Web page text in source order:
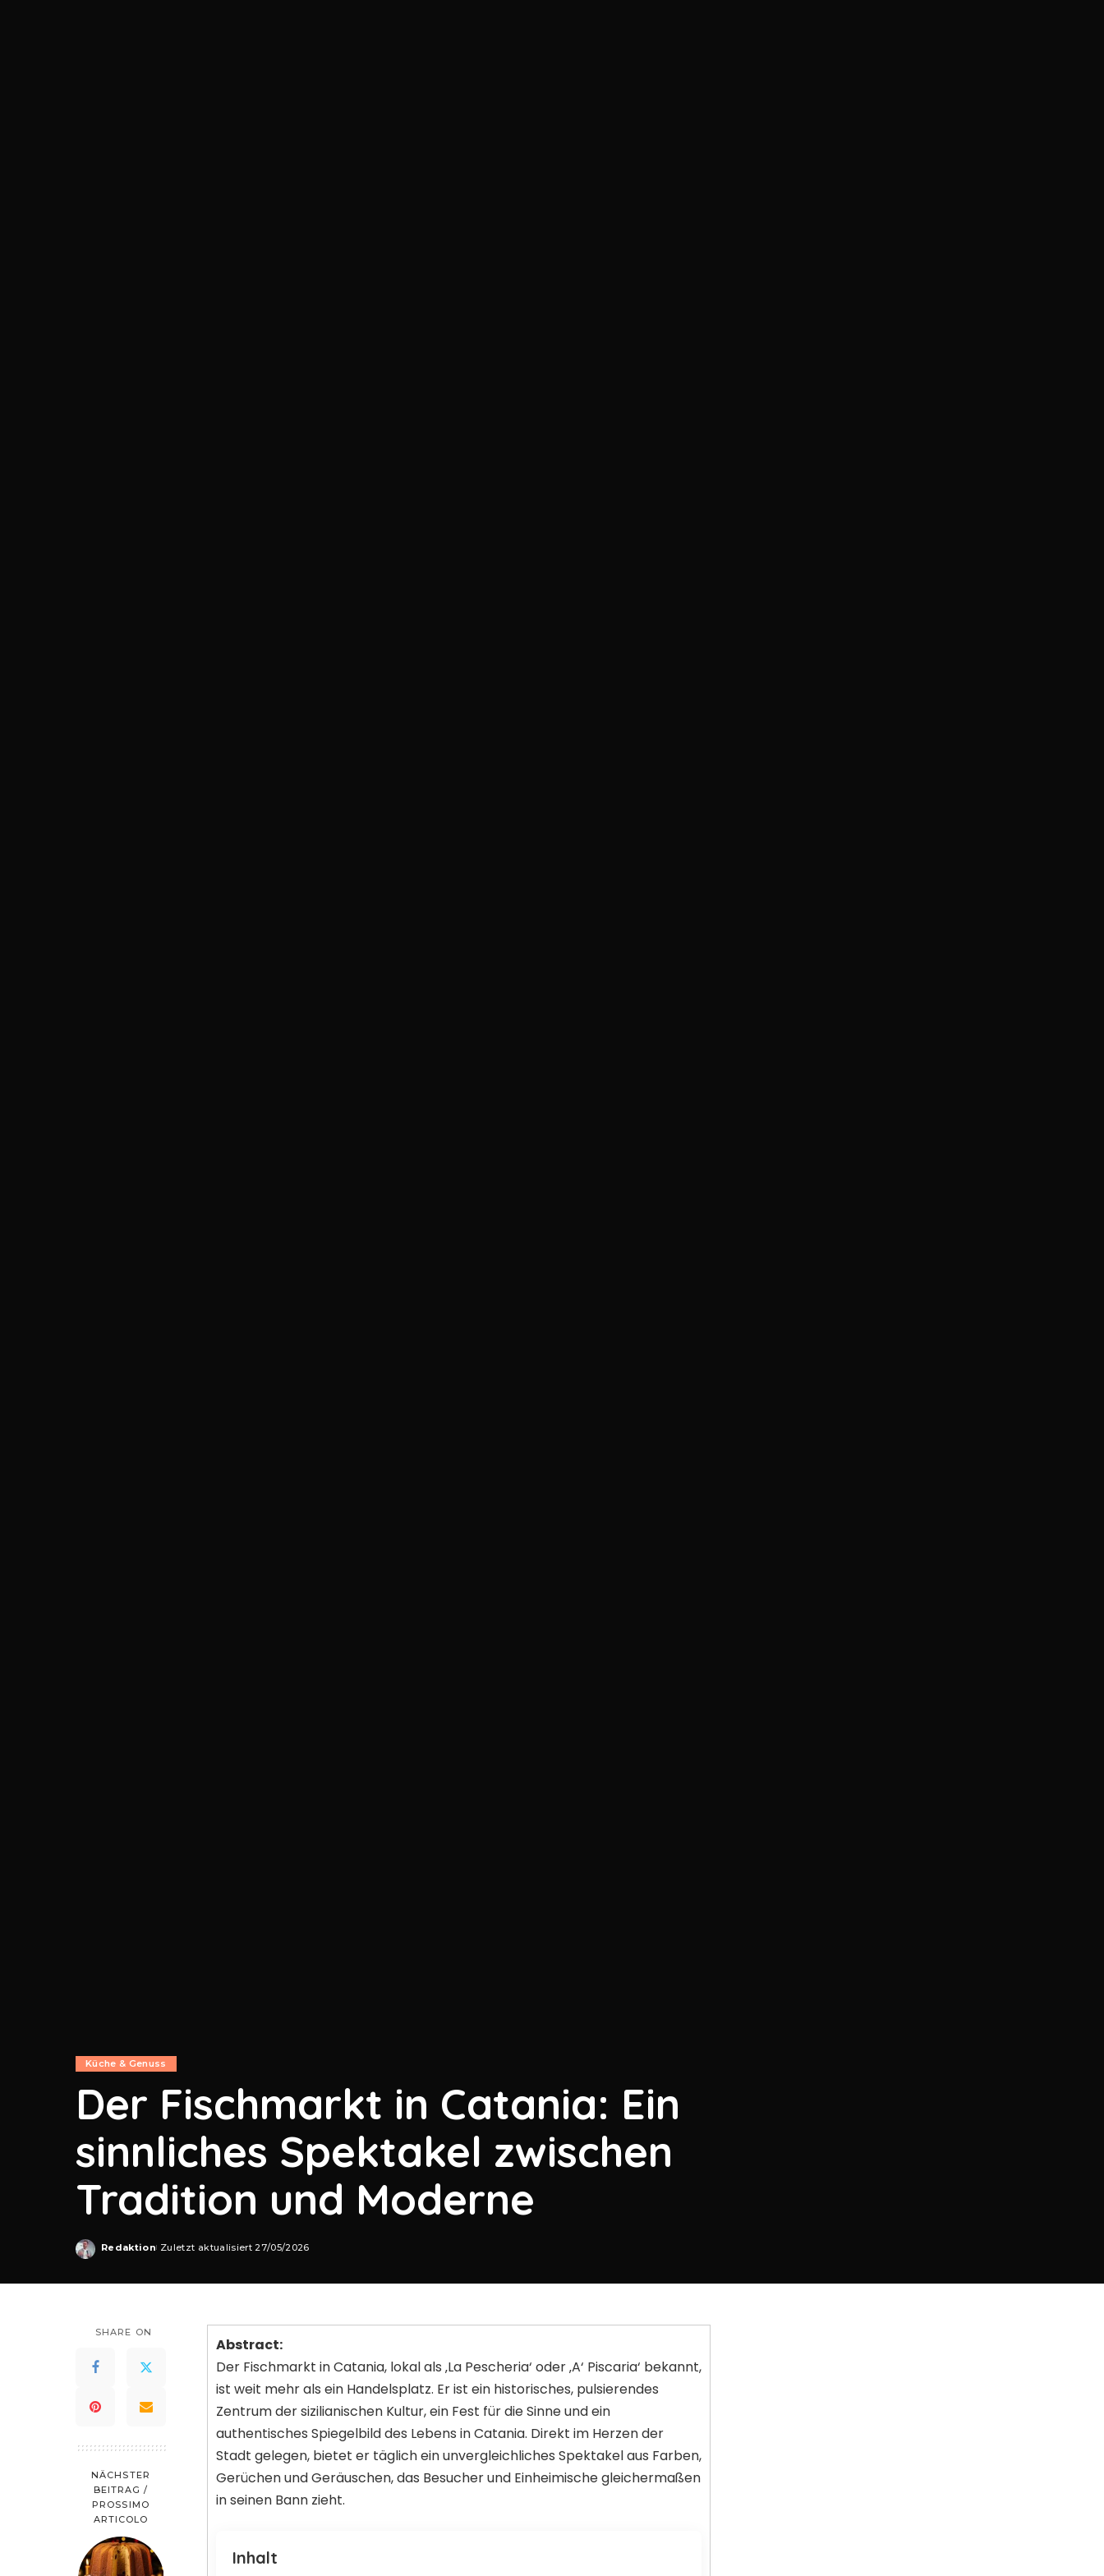
Küche & Genuss
Der Fischmarkt in Catania: Ein
sinnliches Spektakel zwischen
Tradition und Moderne
Posted
Redaktion Zuletzt aktualisiert 27/05/2026
SHARE ON
NÄCHSTER
BEITRAG /
PROSSIMO
ARTICOLO
Abstract:
Der Fischmarkt in Catania, lokal als ‚La Pescheria‘ oder ‚A‘ Piscaria‘ bekannt,
ist weit mehr als ein Handelsplatz. Er ist ein historisches, pulsierendes
Zentrum der sizilianischen Kultur, ein Fest für die Sinne und ein
authentisches Spiegelbild des Lebens in Catania. Direkt im Herzen der
Stadt gelegen, bietet er täglich ein unvergleichliches Spektakel aus Farben,
Gerüchen und Geräuschen, das Besucher und Einheimische gleichermaßen
in seinen Bann zieht.
Inhalt